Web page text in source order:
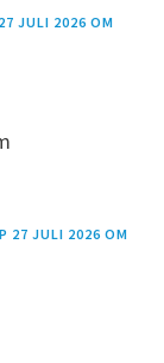
27 JULI 2026 OM
27 JULI 2026 OM